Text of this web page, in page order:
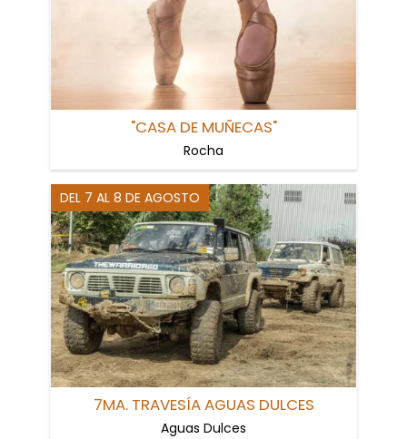
"CASA DE MUÑECAS"
Rocha
DEL 7 AL 8 DE AGOSTO
7MA. TRAVESÍA AGUAS DULCES
Aguas Dulces